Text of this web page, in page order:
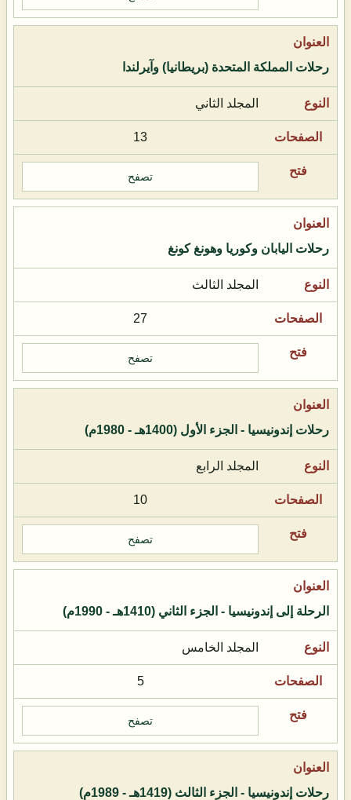
رحلات المملكة المتحدة (بريطانيا) وآيرلندا
المجلد الثاني
13
تصفح
رحلات اليابان وكوريا وهونغ كونغ
المجلد الثالث
27
تصفح
رحلات إندونيسيا - الجزء الأول (1400هـ - 1980م)
المجلد الرابع
10
تصفح
الرحلة إلى إندونيسيا - الجزء الثاني (1410هـ - 1990م)
المجلد الخامس
5
تصفح
رحلات إندونيسيا - الجزء الثالث (1419هـ - 1989م)